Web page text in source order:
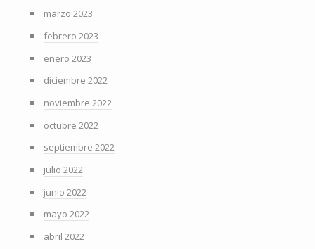
marzo 2023
febrero 2023
enero 2023
diciembre 2022
noviembre 2022
octubre 2022
septiembre 2022
julio 2022
junio 2022
mayo 2022
abril 2022